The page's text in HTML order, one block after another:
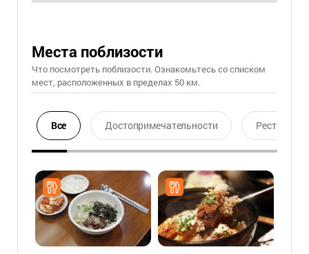
Места поблизости
Что посмотреть поблизости. Ознакомьтесь со списком
мест, расположенных в пределах 50 км.
Все Достопримечательности Ресторан